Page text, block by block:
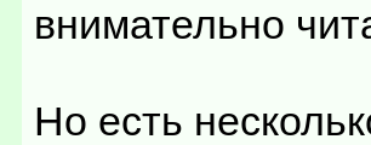
внимательно
Но есть